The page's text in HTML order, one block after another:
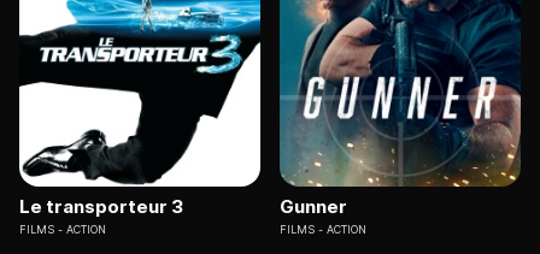
Le transporteur 3
FILMS ACTION
Gunner
FILMS ACTION